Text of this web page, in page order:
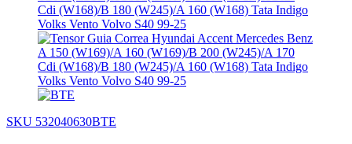
SKU 532040630BTE